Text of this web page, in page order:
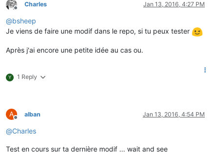
Offline
Charles Jan 13, 2016, 4:27 PM
@bsheep
Je viens de faire une modif dans le repo, si tu peux tester
Après j'ai encore une petite idée au cas ou.
Y 1 Reply
A
Offline
alban Jan 13, 2016, 4:54 PM
@Charles
Test en cours sur ta dernière modif ... wait and see